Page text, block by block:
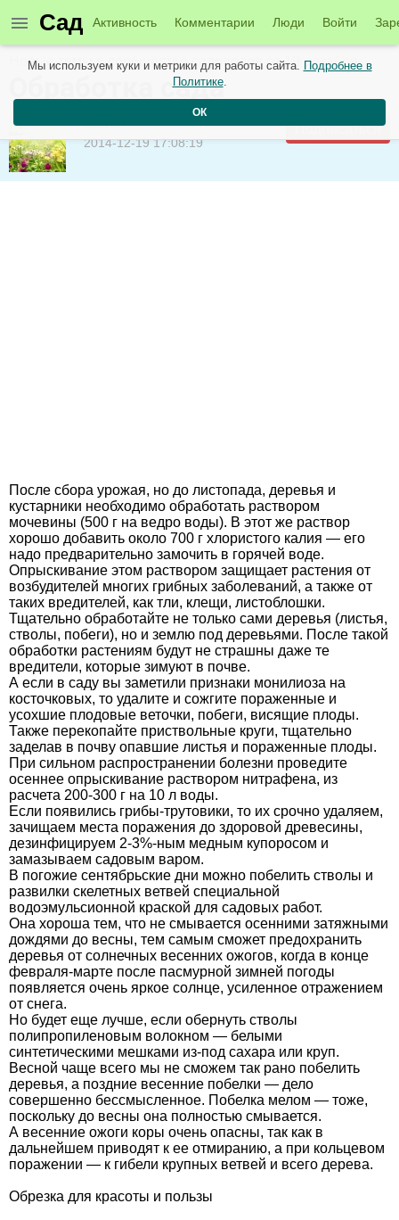
Сад Активность Комментарии Люди Войти
Новые темы в сообществе садоводов от 19 декабря
Обработка сада
admin
2014-12-19 17:08:19
Подписаться
После сбора урожая, но до листопада, деревья и
кустарники необходимо обработать раствором
мочевины (500 г на ведро воды). В этот же раствор
хорошо добавить около 700 г хлористого калия — его
надо предварительно замочить в горячей воде.
Опрыскивание этом раствором защищает растения от
возбудителей многих грибных заболеваний, а также от
таких вредителей, как тли, клещи, листоблошки.
Тщательно обработайте не только сами деревья (листья,
стволы, побеги), но и землю под деревьями. После такой
обработки растениям будут не страшны даже те
вредители, которые зимуют в почве.
А если в саду вы заметили признаки монилиоза на
косточковых, то удалите и сожгите пораженные и
усохшие плодовые веточки, побеги, висящие плоды.
Также перекопайте приствольные круги, тщательно
заделав в почву опавшие листья и пораженные плоды.
При сильном распространении болезни проведите
осеннее опрыскивание раствором нитрафена, из
расчета 200-300 г на 10 л воды.
Если появились грибы-трутовики, то их срочно удаляем,
зачищаем места поражения до здоровой древесины,
дезинфицируем 2-3%-ным медным купоросом и
замазываем садовым варом.
В погожие сентябрьские дни можно побелить стволы и
развилки скелетных ветвей специальной
водоэмульсионной краской для садовых работ.
Она хороша тем, что не смывается осенними затяжными
дождями до весны, тем самым сможет предохранить
деревья от солнечных весенних ожогов, когда в конце
февраля-марте после пасмурной зимней погоды
появляется очень яркое солнце, усиленное отражением
от снега.
Но будет еще лучше, если обернуть стволы
полипропиленовым волокном — белыми
синтетическими мешками из-под сахара или круп.
Весной чаще всего мы не сможем так рано побелить
деревья, а поздние весенние побелки — дело
совершенно бессмысленное. Побелка мелом — тоже,
поскольку до весны она полностью смывается.
А весенние ожоги коры очень опасны, так как в
дальнейшем приводят к ее отмиранию, а при кольцевом
поражении — к гибели крупных ветвей и всего дерева.
Обрезка для красоты и пользы
Мы используем куки и метрики для работы сайта. Подробнее в
Политике.
ОК